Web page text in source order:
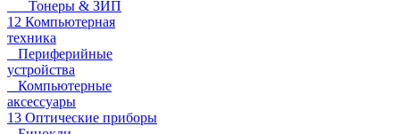
Тонеры & ЗИП
12 Компьютерная
техника
Периферийные
устройства
Компьютерные
аксессуары
13 Оптические приборы